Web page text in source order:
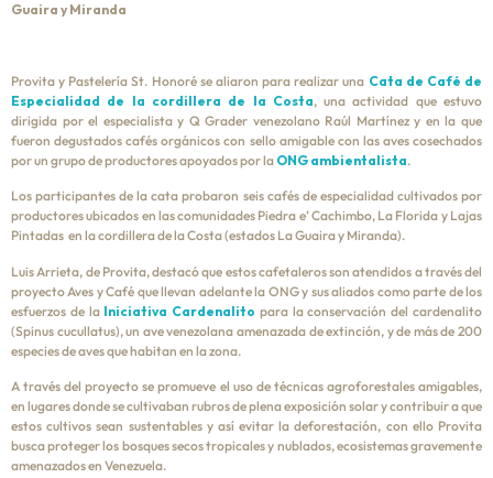
Guaira y Miranda
Provita y Pastelería St. Honoré se aliaron para realizar una Cata de Café de
Especialidad de la cordillera de la Costa, una actividad que estuvo
dirigida por el especialista y Q Grader venezolano Raúl Martínez y en la que
fueron degustados cafés orgánicos con sello amigable con las aves cosechados
por un grupo de productores apoyados por la ONG ambientalista.
Los participantes de la cata probaron seis cafés de especialidad cultivados por
productores ubicados en las comunidades Piedra e’ Cachimbo, La Florida y Lajas
Pintadas en la cordillera de la Costa (estados La Guaira y Miranda).
Luis Arrieta, de Provita, destacó que estos cafetaleros son atendidos a través del
proyecto Aves y Café que llevan adelante la ONG y sus aliados como parte de los
esfuerzos de la Iniciativa Cardenalito para la conservación del cardenalito
(Spinus cucullatus), un ave venezolana amenazada de extinción, y de más de 200
especies de aves que habitan en la zona.
A través del proyecto se promueve el uso de técnicas agroforestales amigables,
en lugares donde se cultivaban rubros de plena exposición solar y contribuir a que
estos cultivos sean sustentables y así evitar la deforestación, con ello Provita
busca proteger los bosques secos tropicales y nublados, ecosistemas gravemente
amenazados en Venezuela.